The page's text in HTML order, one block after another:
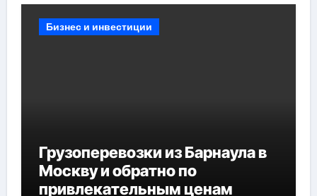
Бизнес и инвестиции
Грузоперевозки из Барнаула в
Москву и обратно по
привлекательным ценам